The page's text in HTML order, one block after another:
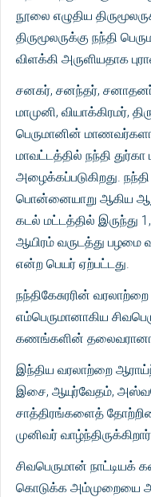
நூலை எழுதிய
திருமூலருக்கு நந்தி
விளக்கி அருளியதாக
சனகர், சனந்தர்,
மாமுனி, வியாக்கிரமர்,
பெருமானின்
மாவட்டத்தில் நந்தி
அழைக்கப்படுகிறது.
பொன்னையாறு ஆகிய
கடல் மட்டத்தில் இருந்து
ஆயிரம் வருடத்து பழமை
என்ற பெயர் ஏற்பட்டது.
நந்திகேசுரரின் வரலாற்றை
எம்பெருமானாகிய
கணங்களின் தலைவரானார்
இந்திய வரலாற்றை
இசை, ஆயுர்வேதம்,
சாத்திரங்களைத்
முனிவர்
சிவபெருமான் நாட்டியக்
கொடுக்க அம்முறையை